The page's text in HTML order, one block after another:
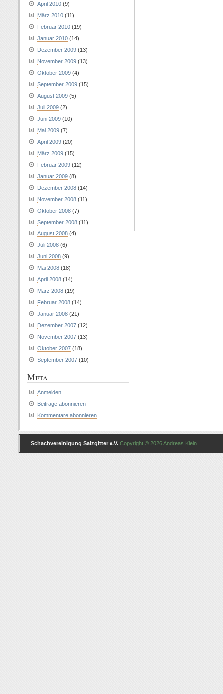
April 2010 (9)
März 2010 (11)
Februar 2010 (19)
Januar 2010 (14)
Dezember 2009 (13)
November 2009 (13)
Oktober 2009 (4)
September 2009 (15)
August 2009 (5)
Juli 2009 (2)
Juni 2009 (10)
Mai 2009 (7)
April 2009 (20)
März 2009 (15)
Februar 2009 (12)
Januar 2009 (8)
Dezember 2008 (14)
November 2008 (11)
Oktober 2008 (7)
September 2008 (11)
August 2008 (4)
Juli 2008 (6)
Juni 2008 (9)
Mai 2008 (18)
April 2008 (14)
März 2008 (19)
Februar 2008 (14)
Januar 2008 (21)
Dezember 2007 (12)
November 2007 (13)
Oktober 2007 (18)
September 2007 (10)
Meta
Anmelden
Beiträge abonnieren
Kommentare abonnieren
Schachvereinigung Salzgitter e.V. Copyright © 2026 Andreas Klein .